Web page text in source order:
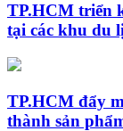
TP.HCM triển
tại các khu du
TP.HCM đẩy
thành sản